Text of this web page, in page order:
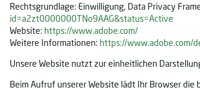
Rechtsgrundlage: Einwilligung, Data Privacy
id=a2zt0000000TNo9AAG&status=Active
Website: https://www.adobe.com/
Weitere Informationen: https://www.adobe.com/
Unsere Website nutzt zur einheitlichen
Beim Aufruf unserer Website lädt Ihr Browser